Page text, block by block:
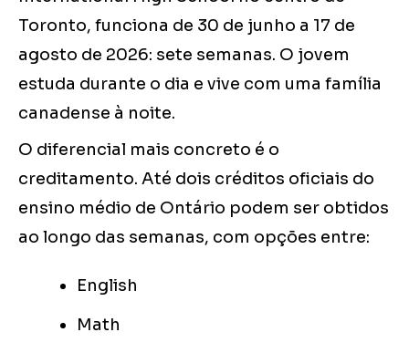
Toronto, funciona de 30 de junho a 17 de
agosto de 2026: sete semanas. O jovem
estuda durante o dia e vive com uma família
canadense à noite.
O diferencial mais concreto é o
creditamento. Até dois créditos oficiais do
ensino médio de Ontário podem ser obtidos
ao longo das semanas, com opções entre:
English
Math